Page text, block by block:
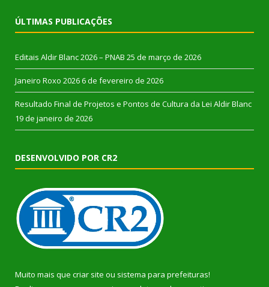
ÚLTIMAS PUBLICAÇÕES
Editais Aldir Blanc 2026 – PNAB 25 de março de 2026
Janeiro Roxo 2026 6 de fevereiro de 2026
Resultado Final de Projetos e Pontos de Cultura da Lei Aldir Blanc
19 de janeiro de 2026
DESENVOLVIDO POR CR2
Muito mais que criar site ou sistema para prefeituras!